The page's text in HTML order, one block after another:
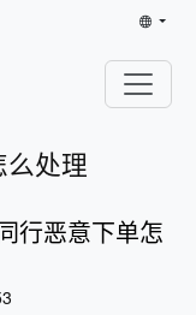
处理
行恶意下单怎